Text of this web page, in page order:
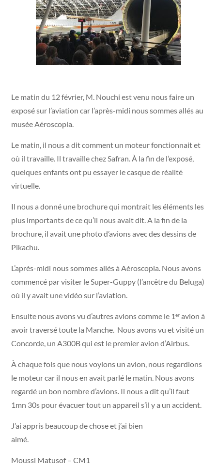
Le matin du 12 février, M. Nouchi est venu nous faire un
exposé sur l’aviation car l’après-midi nous sommes allés au
musée Aéroscopia.
Le matin, il nous a dit comment un moteur fonctionnait et
où il travaille. Il travaille chez Safran. À la fin de l’exposé,
quelques enfants ont pu essayer le casque de réalité
virtuelle.
Il nous a donné une brochure qui montrait les éléments les
plus importants de ce qu’il nous avait dit. A la fin de la
brochure, il avait une photo d’avions avec des dessins de
Pikachu.
L’après-midi nous sommes allés à Aéroscopia. Nous avons
commencé par visiter le Super-Guppy (l’ancêtre du Beluga)
où il y avait une vidéo sur l’aviation.
Ensuite nous avons vu d’autres avions comme le 1er avion à
avoir traversé toute la Manche. Nous avons vu et visité un
Concorde, un A300B qui est le premier avion d’Airbus.
À chaque fois que nous voyions un avion, nous regardions
le moteur car il nous en avait parlé le matin. Nous avons
regardé un bon nombre d’avions. Il nous a dit qu’il faut
1mn 30s pour évacuer tout un appareil s’il y a un accident.
J’ai appris beaucoup de chose et j’ai bien
aimé.
Moussi Matusof – CM1